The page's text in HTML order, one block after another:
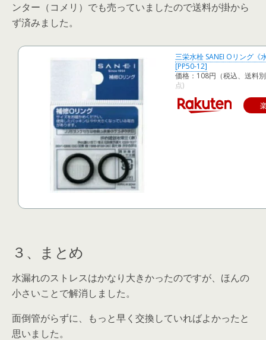
ンター（コメリ）でも売っていましたので送料が掛から
ず済みました。
三栄水栓 SANEI Oリング《
[PP50-12]
価格：108円（税込、送料
点)
３、まとめ
水漏れのストレスはかなり大きかったのですが、ほんの
小さいことで解消しました。
面倒管がらずに、もっと早く交換していればよかったと
思いました。